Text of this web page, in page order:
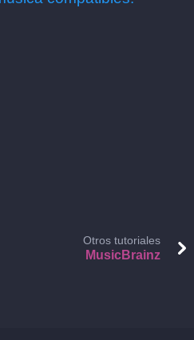
Otros tutoriales
MusicBrainz